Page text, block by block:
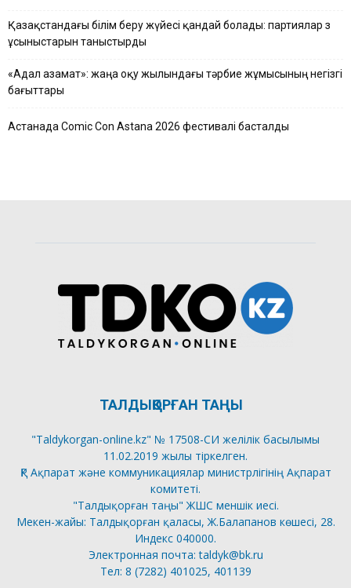
Қазақстандағы білім беру жүйесі қандай болады: партиялар өз
ұсыныстарын таныстырды
«Адал азамат»: жаңа оқу жылындағы тәрбие жұмысының негізгі
бағыттары
Астанада Comic Con Astana 2026 фестивалі басталды
ТАЛДЫҚОРҒАН ТАҢЫ
"Taldykorgan-online.kz" № 17508-СИ желілік басылымы
11.02.2019 жылы тіркелген.
ҚР Ақпарат және коммуникациялар министрлігінің Ақпарат
комитеті.
"Талдықорған таңы" ЖШС меншік иесі.
Мекен-жайы: Талдықорған қаласы, Ж.Балапанов көшесі, 28.
Индекс 040000.
Электронная почта: taldyk@bk.ru
Тел: 8 (7282) 401025, 401139